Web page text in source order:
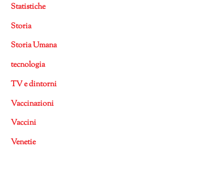
Statistiche
Storia
Storia Umana
tecnologia
TV e dintorni
Vaccinazioni
Vaccini
Venetie